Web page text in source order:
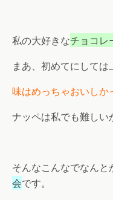
私の大好きなチョコレ
まあ、初めてにしては
味はめっちゃおいしか
ナッペは私でも難し
そんなこんなでなんと
会です。